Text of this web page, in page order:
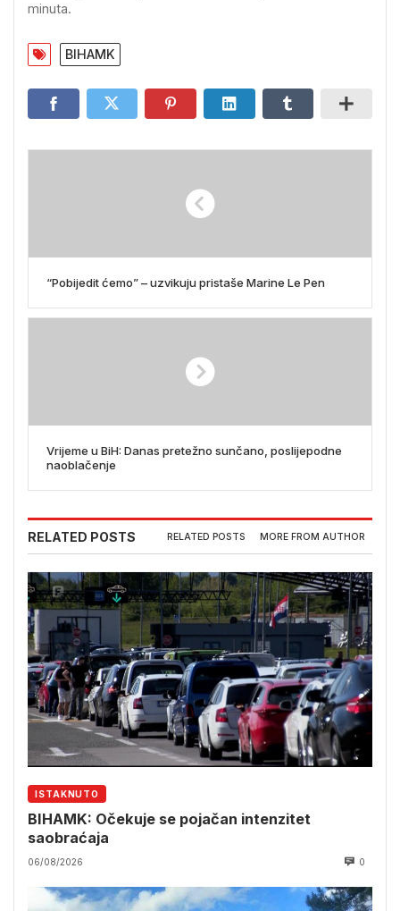
minuta.
BIHAMK
“Pobijedit ćemo” – uzvikuju pristaše Marine Le Pen
Vrijeme u BiH: Danas pretežno sunčano, poslijepodne
naoblačenje
RELATED POSTS RELATED POSTS MORE FROM AUTHOR
ISTAKNUTO
BIHAMK: Očekuje se pojačan intenzitet
saobraćaja
06/08/2026 0